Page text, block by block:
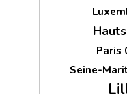
Paris
Seine-